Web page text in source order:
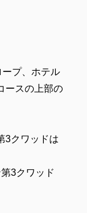
プ、ホテル
ースの上部の
3クワッドは
3クワッド